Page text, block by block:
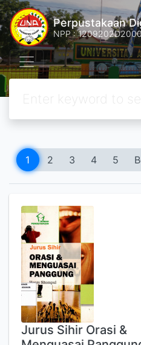
Perpustakaan
NPP :
1 2 3 4 5
Jurus Sihir Orasi &